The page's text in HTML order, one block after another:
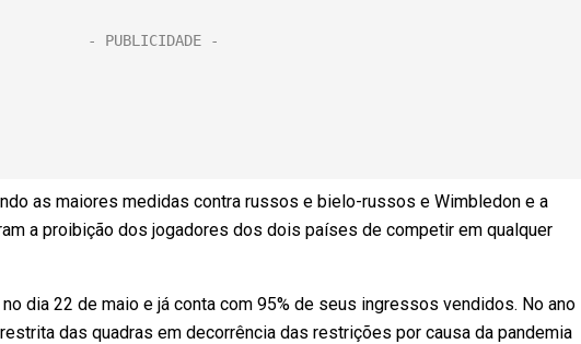
as maiores medidas contra russos e bielo-russos e Wimbledon e a
a proibição dos jogadores dos dois países de competir em qualquer
dia 22 de maio e já conta com 95% de seus ingressos vendidos. No ano
das quadras em decorrência das restrições por causa da pandemia